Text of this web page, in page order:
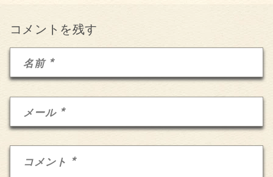
コメントを残す
名前 *
メール *
コメント *